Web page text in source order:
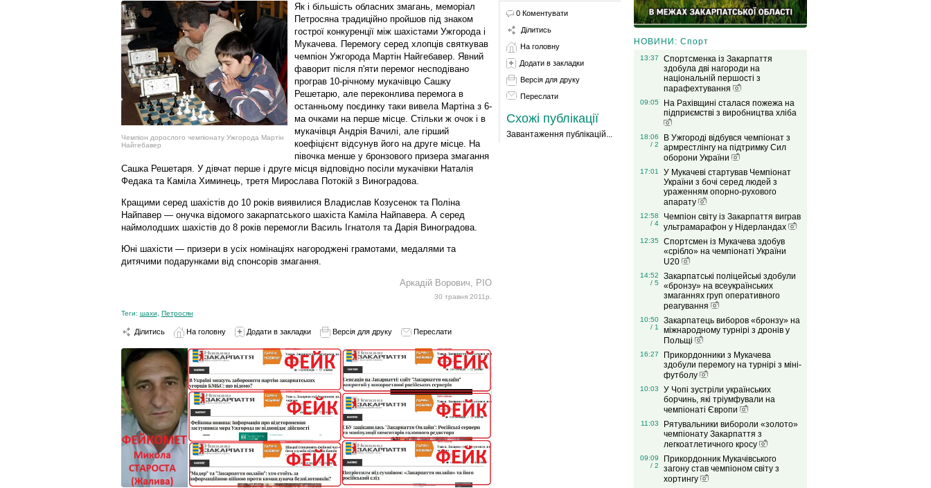
Чемпіон дорослого чемпіонату Ужгорода Мартін
Найгебавер
Як і більшість обласних змагань, меморіал
Петросяна традиційно пройшов під знаком
гострої конкуренції між шахістами Ужгорода і
Мукачева. Перемогу серед хлопців святкував
чемпіон Ужгорода Мартін Найгебавер. Явний
фаворит після п'яти перемог несподівано
програв 10-річному мукачівцю Сашку
Решетарю, але переконлива перемога в
останньому поєдинку таки вивела Мартіна з 6-
ма очками на перше місце. Стільки ж очок і в
мукачівця Андрія Вачилі, але гірший
коефіцієнт відсунув його на друге місце. На
півочка менше у бронзового призера змагання
Сашка Решетаря. У дівчат перше і друге місця відповідно посіли мукачівки Наталія
Федака та Каміла Химинець, третя Мирослава Потокій з Виноградова.
Кращими серед шахістів до 10 років виявилися Владислав Козусенок та Поліна
Найпавер — онучка відомого закарпатського шахіста Каміла Найпавера. А серед
наймолодших шахістів до 8 років перемогли Василь Ігнатоля та Дарія Виноградова.
Юні шахісти — призери в усіх номінаціях нагороджені грамотами, медалями та
дитячими подарунками від спонсорів змагання.
Аркадій Ворович, РІО
30 травня 2011р.
Теги: шахи Петросян
Ділитись На головну Додати в закладки Версія для друку Переслати
0 Коментувати
Ділитись
На головну
Додати в закладки
Версія для друку
Переслати
Схожі публікації
Завантаження публікацій...
НОВИНИ: Спорт
13:37
Спортсменка із Закарпаття
здобула дві нагороди на
національній першості з
парафехтування
09:05
На Рахівщині сталася пожежа на
підприємстві з виробництва хліба
18:06
/ 2
В Ужгороді відбувся чемпіонат з
армрестлінгу на підтримку Сил
оборони України
17:01
У Мукачеві стартував Чемпіонат
України з бочі серед людей з
ураженням опорно-рухового
апарату
12:58
/ 4
Чемпіон світу із Закарпаття виграв
ультрамарафон у Нідерландах
12:35
Спортсмен із Мукачева здобув
«срібло» на чемпіонаті України
U20
14:52
/ 5
Закарпатські поліцейські здобули
«бронзу» на всеукраїнських
змаганнях груп оперативного
реагування
10:50
/ 1
Закарпатець виборов «бронзу» на
міжнародному турнірі з дронів у
Польщі
16:27
Прикордонники з Мукачева
здобули перемогу на турнірі з міні-
футболу
10:03
У Чопі зустріли українських
борчинь, які тріумфували на
чемпіонаті Європи
11:03
Рятувальники вибороли «золото»
чемпіонату Закарпаття з
легкоатлетичного кросу
09:09
/ 2
Прикордонник Мукачівського
загону став чемпіоном світу з
хортингу